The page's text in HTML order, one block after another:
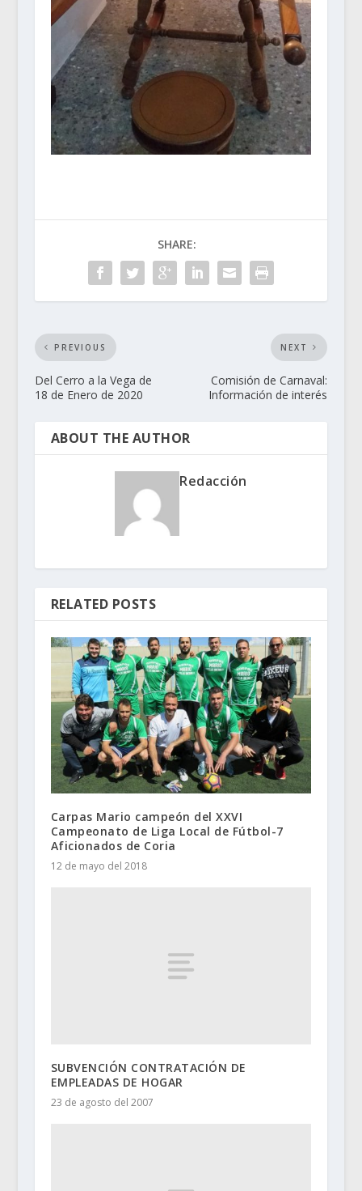
SHARE:
PREVIOUS
Del Cerro a la Vega de
18 de Enero de 2020
NEXT
Comisión de Carnaval:
Información de interés
ABOUT THE AUTHOR
Redacción
RELATED POSTS
Carpas Mario campeón del XXVI
Campeonato de Liga Local de Fútbol-7
Aficionados de Coria
12 de mayo del 2018
SUBVENCIÓN CONTRATACIÓN DE
EMPLEADAS DE HOGAR
23 de agosto del 2007